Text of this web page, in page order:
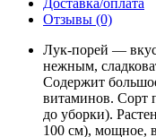
Отзывы (0)
Лук-порей —
нежным,
Содержит
витаминов. Сорт
до уборки).
100 см), мощное,